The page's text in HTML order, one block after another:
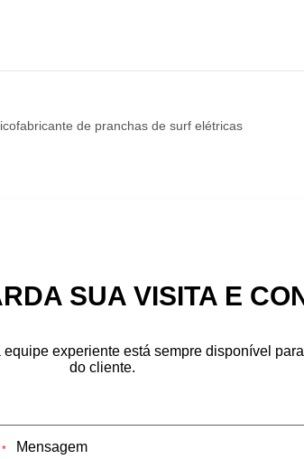
fabricante de pranchas de surf elétricas
SUA VISITA E
experiente está sempre disponível
do cliente.
*